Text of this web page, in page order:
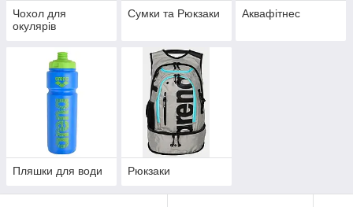
Чохол для
окулярів
Сумки та Рюкзаки Аквафітнес
Пляшки для води Рюкзаки